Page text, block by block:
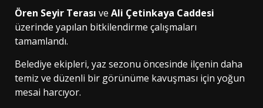
Ören Seyir Terası ve Ali Çetinkaya Caddesi
üzerinde yapılan bitkilendirme çalışmaları
tamamlandı.
Belediye ekipleri, yaz sezonu öncesinde ilçenin daha
temiz ve düzenli bir görünüme kavuşması için yoğun
mesai harcıyor.